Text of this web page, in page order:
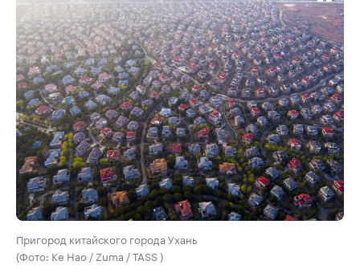
Пригород китайского города Ухань
(Фото: Ke Hao / Zuma / TASS )